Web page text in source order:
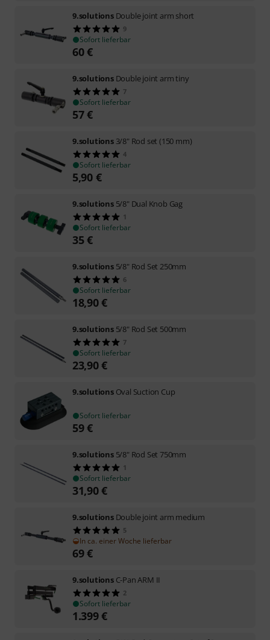
9.solutions Double joint arm short
9
Sofort lieferbar
60€
9.solutions Double joint arm tiny
7
Sofort lieferbar
57€
9.solutions 3/8" Rod set (150 mm)
4
Sofort lieferbar
5,90 €
9.solutions 5/8" Dual Knob Gag
1
Sofort lieferbar
35€
9.solutions 5/8" Rod Set 250mm
6
Sofort lieferbar
18,90€
9.solutions 5/8" Rod Set 500mm
7
Sofort lieferbar
23,90€
9.solutions Oval Suction Cup
Sofort lieferbar
59€
9.solutions 5/8" Rod Set 750mm
1
Sofort lieferbar
31,90€
9.solutions Double joint arm medium
5
In ca. einer Woche lieferbar
69€
9.solutions C-Pan ARM II
2
Sofort lieferbar
1.399€